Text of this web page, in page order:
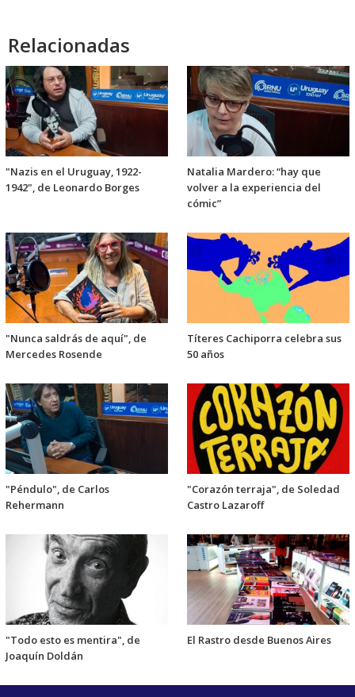
Relacionadas
"Nazis en el Uruguay, 1922-
1942", de Leonardo Borges
Natalia Mardero: “hay que
volver a la experiencia del
cómic”
"Nunca saldrás de aquí", de
Mercedes Rosende
Títeres Cachiporra celebra sus
50 años
"Péndulo", de Carlos
Rehermann
"Corazón terraja", de Soledad
Castro Lazaroff
"Todo esto es mentira", de
Joaquín Doldán
El Rastro desde Buenos Aires